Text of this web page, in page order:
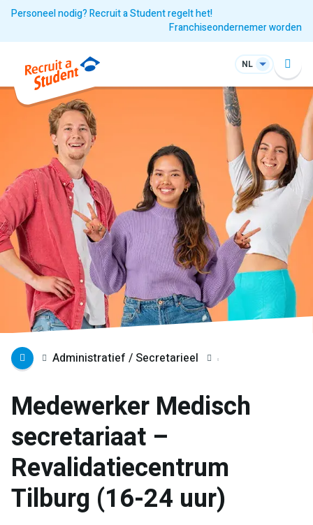
Personeel nodig? Recruit a Student regelt het!
Franchiseondernemer worden
NL
Administratief / Secretarieel
Medewerker Medisch
secretariaat –
Revalidatiecentrum
Tilburg (16-24 uur)